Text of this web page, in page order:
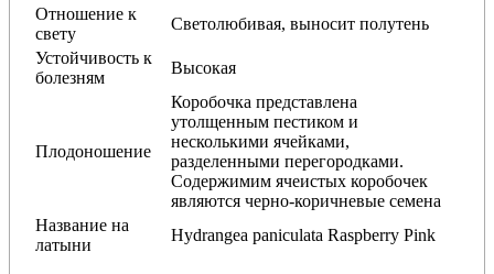
Отношение к
свету
Светолюбивая, выносит полутень
Устойчивость к
болезням
Высокая
Плодоношение
Коробочка представлена
утолщенным пестиком и
несколькими ячейками,
разделенными перегородками.
Содержимим ячеистых коробочек
являются черно-коричневые семена
Название на
латыни
Hydrangea paniculata Raspberry Pink